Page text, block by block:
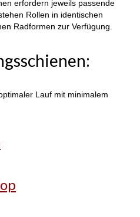
erfordern jeweils passende
Rollen in identischen
Radformen zur Verfügung.
Lauf mit minimalem